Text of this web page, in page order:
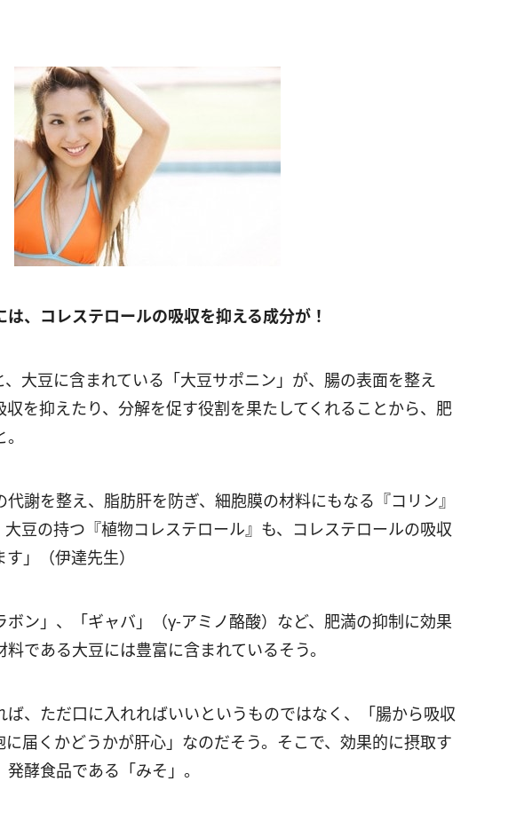
、コレステロールの吸収を抑える成分が！
、大豆に含まれている「大豆サポニン」が、腸の表面を整え
を抑えたり、分解を促す役割を果たしてくれることから、肥
代謝を整え、脂肪肝を防ぎ、細胞膜の材料にもなる『コリン』
豆の持つ『植物コレステロール』も、コレステロールの吸収
」（伊達先生）
ボン」、「ギャバ」（γ-アミノ酪酸）など、肥満の抑制に効果
である大豆には豊富に含まれているそう。
ば、ただ口に入れればいいというものではなく、「腸から吸収
に届くかどうかが肝心」なのだそう。そこで、効果的に摂取す
酵食品である「みそ」。